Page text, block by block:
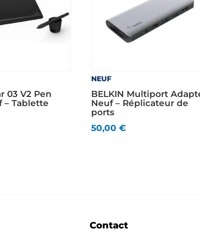
03 V2 Pen
– Tablette
NEUF
BELKIN Multiport
Neuf – Réplicateur de
ports
50,00€
Contact